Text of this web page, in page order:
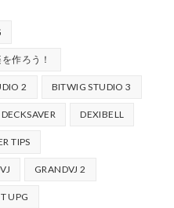
作ろう！
2 BITWIG STUDIO 3
DECKSAVER DEXIBELL
TIPS
GRANDVJ 2
UPG